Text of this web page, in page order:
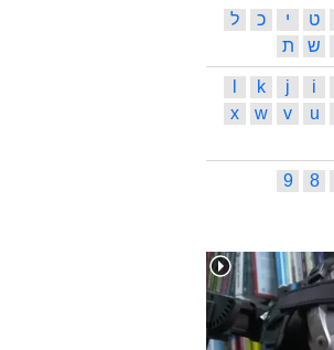
ט י כ
ל
ש ת
i
j
k
u
v
w
x
8
9